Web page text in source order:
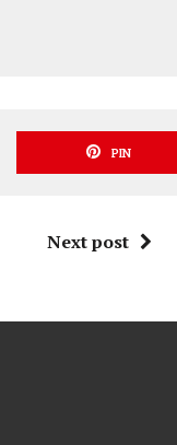
PIN
Next post